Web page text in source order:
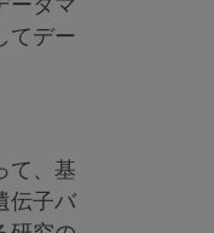
てデー
て、基
伝子バ